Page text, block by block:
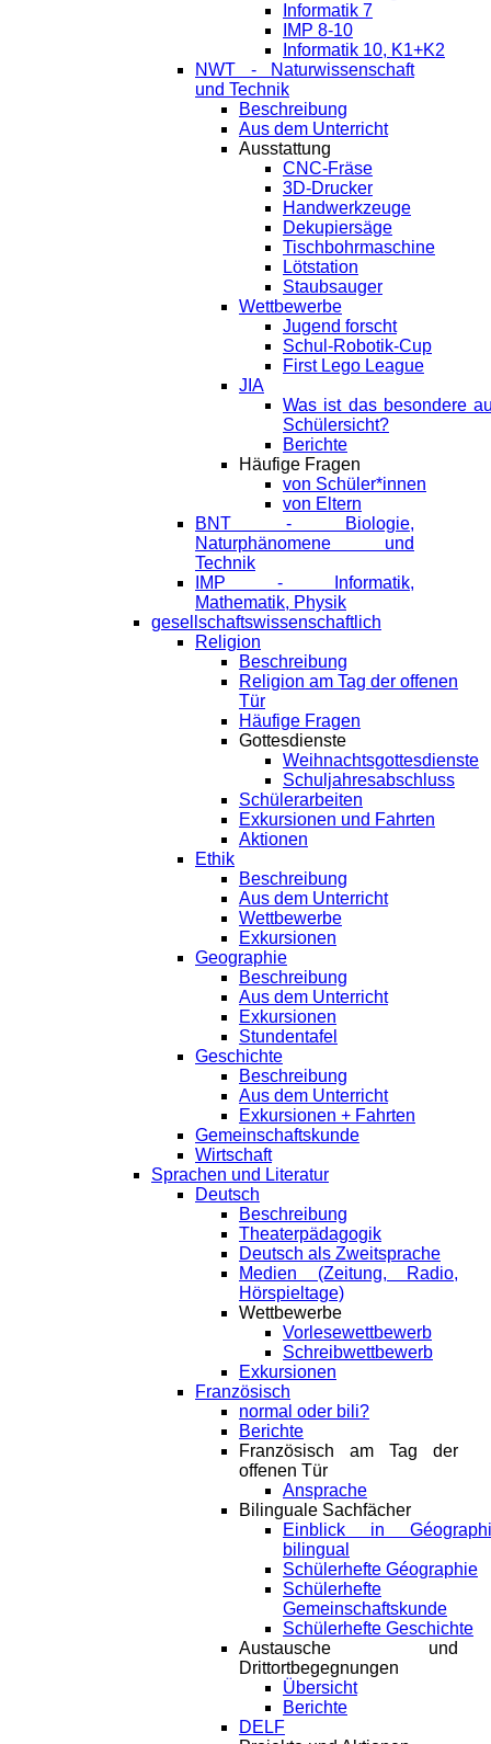
Informatik 7
IMP 8-10
Informatik 10, K1+K2
NWT - Naturwissenschaft
und Technik
Beschreibung
Aus dem Unterricht
Ausstattung
CNC-Fräse
3D-Drucker
Handwerkzeuge
Dekupiersäge
Tischbohrmaschine
Lötstation
Staubsauger
Wettbewerbe
Jugend forscht
Schul-Robotik-Cup
First Lego League
JIA
Was ist das besondere
Schülersicht?
Berichte
Häufige Fragen
von Schüler*innen
von Eltern
BNT - Biologie,
Naturphänomene und
Technik
IMP - Informatik,
Mathematik, Physik
gesellschaftswissenschaftlich
Religion
Beschreibung
Religion am Tag der offenen
Tür
Häufige Fragen
Gottesdienste
Weihnachtsgottesdienste
Schuljahresabschluss
Schülerarbeiten
Exkursionen und Fahrten
Aktionen
Ethik
Beschreibung
Aus dem Unterricht
Wettbewerbe
Exkursionen
Geographie
Beschreibung
Aus dem Unterricht
Exkursionen
Stundentafel
Geschichte
Beschreibung
Aus dem Unterricht
Exkursionen + Fahrten
Gemeinschaftskunde
Wirtschaft
Sprachen und Literatur
Deutsch
Beschreibung
Theaterpädagogik
Deutsch als Zweitsprache
Medien (Zeitung, Radio,
Hörspieltage)
Wettbewerbe
Vorlesewettbewerb
Schreibwettbewerb
Exkursionen
Französisch
normal oder bili?
Berichte
Französisch am Tag der
offenen Tür
Ansprache
Bilinguale Sachfächer
Einblick in
bilingual
Schülerhefte Géographie
Schülerhefte
Gemeinschaftskunde
Schülerhefte Geschichte
Austausche und
Drittortbegegnungen
Übersicht
Berichte
DELF